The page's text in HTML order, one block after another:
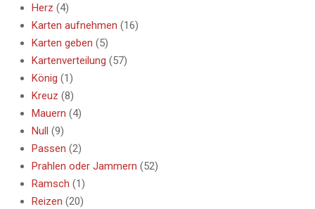
Herz (4)
Karten aufnehmen (16)
Karten geben (5)
Kartenverteilung (57)
König (1)
Kreuz (8)
Mauern (4)
Null
(9)
Passen (2)
Prahlen oder Jammern (52)
Ramsch (1)
Reizen (20)